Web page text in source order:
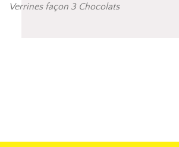
Verrines façon 3 Chocolats